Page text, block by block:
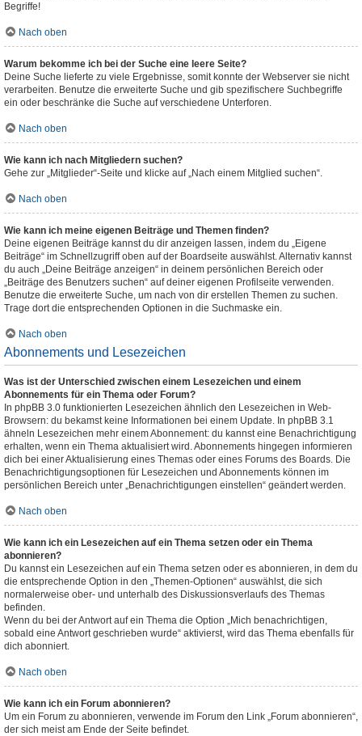
Begriffe!
Nach oben
Warum bekomme ich bei der Suche eine leere Seite?
Deine Suche lieferte zu viele Ergebnisse, somit konnte der Webserver sie nicht
verarbeiten. Benutze die erweiterte Suche und gib spezifischere Suchbegriffe
ein oder beschränke die Suche auf verschiedene Unterforen.
Nach oben
Wie kann ich nach Mitgliedern suchen?
Gehe zur „Mitglieder“-Seite und klicke auf „Nach einem Mitglied suchen“.
Nach oben
Wie kann ich meine eigenen Beiträge und Themen finden?
Deine eigenen Beiträge kannst du dir anzeigen lassen, indem du „Eigene
Beiträge“ im Schnellzugriff oben auf der Boardseite auswählst. Alternativ kannst
du auch „Deine Beiträge anzeigen“ in deinem persönlichen Bereich oder
„Beiträge des Benutzers suchen“ auf deiner eigenen Profilseite verwenden.
Benutze die erweiterte Suche, um nach von dir erstellen Themen zu suchen.
Trage dort die entsprechenden Optionen in die Suchmaske ein.
Nach oben
Abonnements und Lesezeichen
Was ist der Unterschied zwischen einem Lesezeichen und einem
Abonnements für ein Thema oder Forum?
In phpBB 3.0 funktionierten Lesezeichen ähnlich den Lesezeichen in Web-
Browsern: du bekamst keine Informationen bei einem Update. In phpBB 3.1
ähneln Lesezeichen mehr einem Abonnement: du kannst eine Benachrichtigung
erhalten, wenn ein Thema aktualisiert wird. Abonnements hingegen informieren
dich bei einer Aktualisierung eines Themas oder eines Forums des Boards. Die
Benachrichtigungsoptionen für Lesezeichen und Abonnements können im
persönlichen Bereich unter „Benachrichtigungen einstellen“ geändert werden.
Nach oben
Wie kann ich ein Lesezeichen auf ein Thema setzen oder ein Thema
abonnieren?
Du kannst ein Lesezeichen auf ein Thema setzen oder es abonnieren, in dem du
die entsprechende Option in den „Themen-Optionen“ auswählst, die sich
normalerweise ober- und unterhalb des Diskussionsverlaufs des Themas
befinden.
Wenn du bei der Antwort auf ein Thema die Option „Mich benachrichtigen,
sobald eine Antwort geschrieben wurde“ aktivierst, wird das Thema ebenfalls für
dich abonniert.
Nach oben
Wie kann ich ein Forum abonnieren?
Um ein Forum zu abonnieren, verwende im Forum den Link „Forum abonnieren“,
der sich meist am Ende der Seite befindet.